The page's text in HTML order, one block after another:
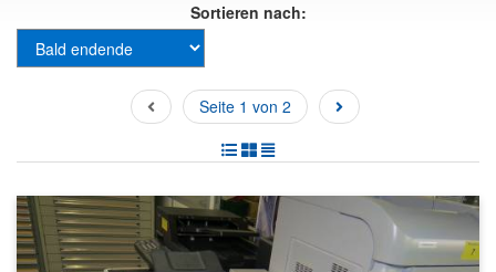
Sortieren nach:
Seite 1 von 2